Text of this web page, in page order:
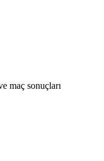
maç sonuçları